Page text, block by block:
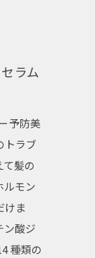
ラム
予防美
トラブ
髪の
ルモン
けま
ン酸ジ
種類の